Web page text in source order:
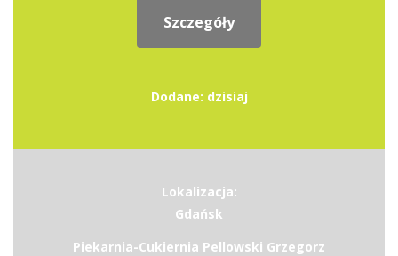
Szczegóły
Dodane: dzisiaj
Lokalizacja:
Gdańsk
Piekarnia-Cukiernia Pellowski Grzegorz